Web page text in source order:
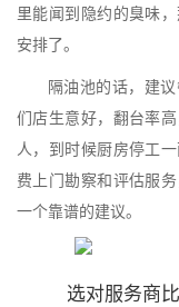
里能闻到隐约的臭味
安排了。
隔油池的话，建
们店生意好，翻台率
人，到时候厨房停工
费上门勘察和评估服
一个靠谱的建议。
选对服务商